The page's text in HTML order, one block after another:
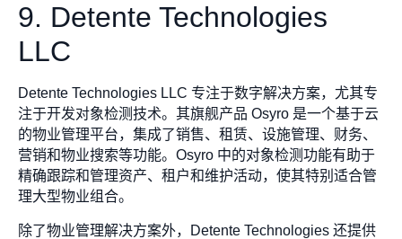
9. Detente Technologies
LLC
Detente Technologies LLC 专注于数字解决方案，尤其专
注于开发对象检测技术。其旗舰产品 Osyro 是一个基于云
的物业管理平台，集成了销售、租赁、设施管理、财务、
营销和物业搜索等功能。Osyro 中的对象检测功能有助于
精确跟踪和管理资产、租户和维护活动，使其特别适合管
理大型物业组合。
除了物业管理解决方案外，Detente Technologies 还提供